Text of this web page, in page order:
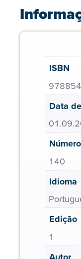
ISBN
Data
140
Idioma
Edição
1